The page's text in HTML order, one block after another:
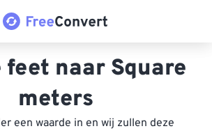
feet naar Square
meters
een waarde in en wij zullen deze